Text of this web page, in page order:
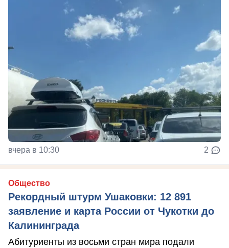
вчера в 10:30 2
Общество
Рекордный штурм Ушаковки: 12 891
заявление и карта России от Чукотки до
Калининграда
Абитуриенты из восьми стран мира подали